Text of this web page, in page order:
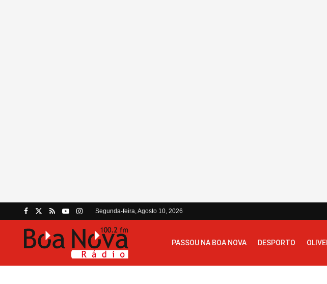
Segunda-feira, Agosto 10, 2026
PASSOU NA BOA NOVA DESPORTO